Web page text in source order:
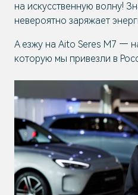
на искусственную волну!
невероятно заряжает
А езжу на Aito Seres M7 —
которую мы привезли в